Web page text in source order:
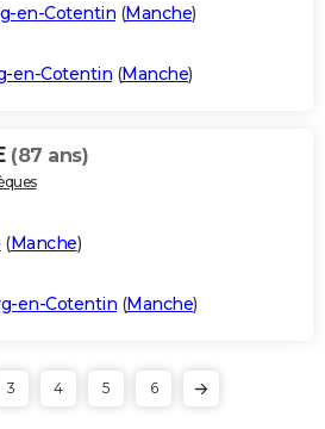
en-Cotentin (Manche)
en-Cotentin (Manche)
(87 ans)
(Manche)
en-Cotentin (Manche)
3 4 5 6